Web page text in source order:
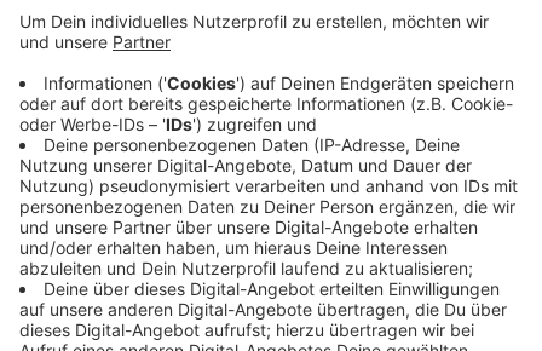
Anzeige
Die Gesichter von Fellkapuzen verdeckt. Einer stieg
aus, um Schmiere zu stehen, die beiden anderen gingen
auf einen Zigarettenautomaten zu. Als einer der
Männer gerade mit einer Axt ausholen wollte, um den
Automaten aufzubrechen, schrie die Frau. Der Täter
stoppte mitten in der Bewegung und die drei
flüchteten mit dem Auto.